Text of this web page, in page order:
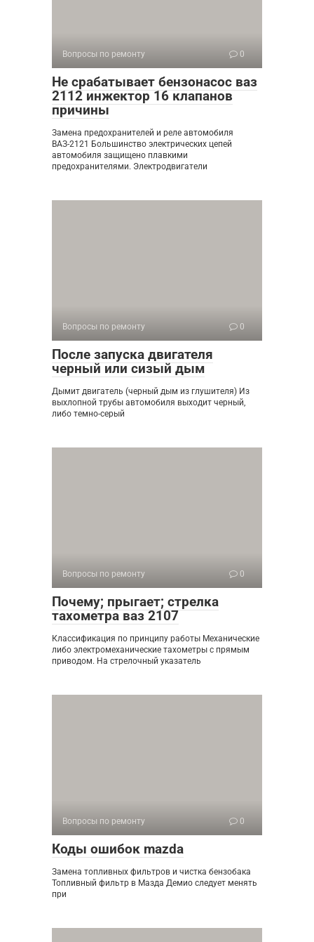
Вопросы по ремонту 0
Не срабатывает бензонасос ваз
2112 инжектор 16 клапанов
причины
Замена предохранителей и реле автомобиля
ВАЗ-2121 Большинство электрических цепей
автомобиля защищено плавкими
предохранителями. Электродвигатели
Вопросы по ремонту 0
После запуска двигателя
черный или сизый дым
Дымит двигатель (черный дым из глушителя) Из
выхлопной трубы автомобиля выходит черный,
либо темно-серый
Вопросы по ремонту 0
Почему; прыгает; стрелка
тахометра ваз 2107
Классификация по принципу работы Механические
либо электромеханические тахометры с прямым
приводом. На стрелочный указатель
Вопросы по ремонту 0
Коды ошибок mazda
Замена топливных фильтров и чистка бензобака
Топливный фильтр в Мазда Демио следует менять
при